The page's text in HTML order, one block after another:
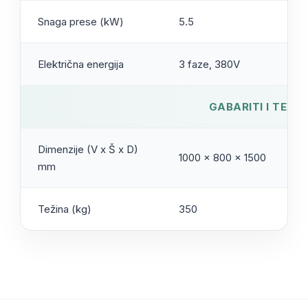
Snaga prese (kW) 5.5
Električna energija 3 faze, 380V
GABARITI I
Dimenzije (V x Š x D)
mm
1000 x 800 x 1500
Težina (kg) 350